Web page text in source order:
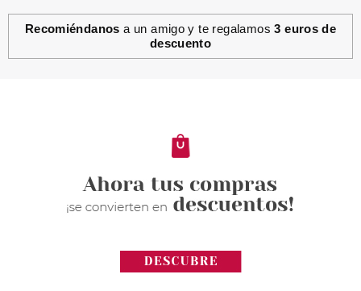
MONTAGNE JEUNESSE
1.48€
Recomiéndanos a un amigo y te regalamos3 euros de
descuento